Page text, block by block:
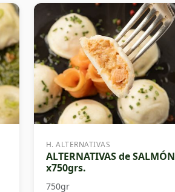
H. ALTERNATIVAS
ALTERNATIVAS de SALMÓN
x750grs.
750gr